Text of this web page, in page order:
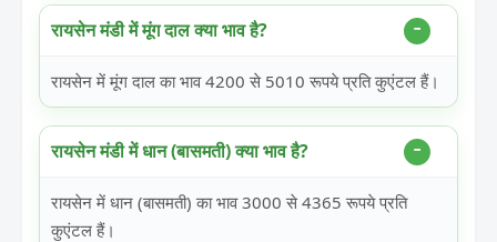
रायसेन मंडी में मूंग दाल क्या भाव है?
रायसेन में मूंग दाल का भाव 4200 से 5010 रूपये प्रति कुएंटल हैं।
रायसेन मंडी में धान (बासमती) क्या भाव है?
रायसेन में धान (बासमती) का भाव 3000 से 4365 रूपये प्रति
कुएंटल हैं।